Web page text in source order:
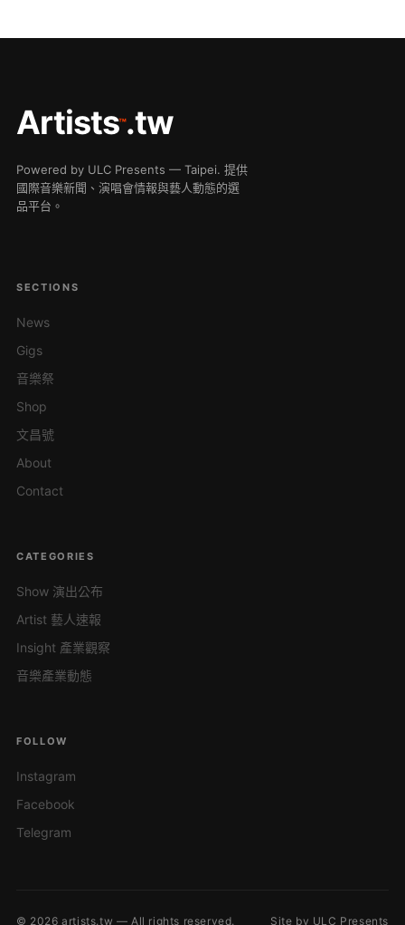
Artists™.tw
Powered by ULC Presents — Taipei. 提供
國際音樂新聞、演唱會情報與藝人動態的選
品平台。
SECTIONS
News
Gigs
音樂祭
Shop
文昌號
About
Contact
CATEGORIES
Show 演出公布
Artist 藝人速報
Insight 產業觀察
音樂產業動態
FOLLOW
Instagram
Facebook
Telegram
© 2026 artists.tw — All rights reserved. Site by ULC Presents